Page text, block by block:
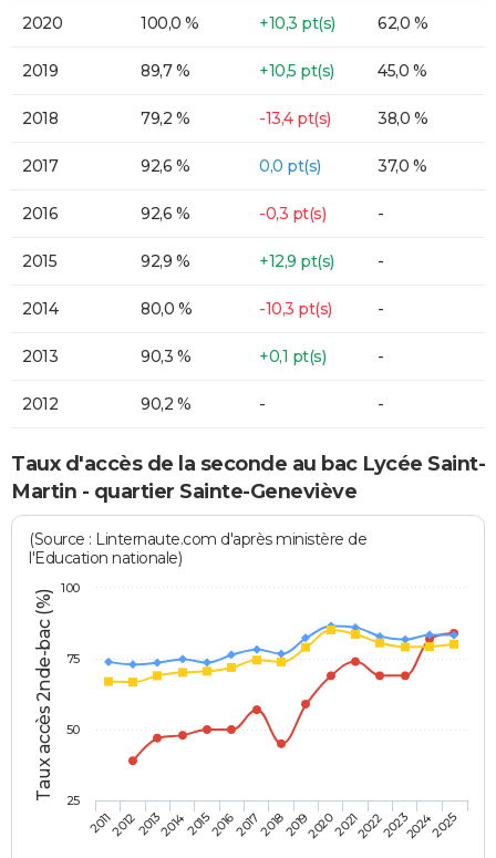
2020 100,0 % +10,3 pt(s) 62,0 %
2019 89,7 % +10,5 pt(s) 45,0 %
2018 79,2 % -13,4 pt(s) 38,0 %
2017 92,6 % 0,0 pt(s) 37,0 %
2016 92,6 % -0,3 pt(s) -
2015 92,9 % +12,9 pt(s) -
2014 80,0 % -10,3 pt(s) -
2013 90,3 % +0,1 pt(s) -
2012 90,2 % - -
Taux d'accès de la seconde au bac Lycée Saint-
Martin - quartier Sainte-Geneviève
Taux accès 2nde-bac (%)
(Source : Linternaute.com d'après ministère de
l'Education nationale)
201120122013201420152016201720182019202020212022202320242025
25
50
75
100